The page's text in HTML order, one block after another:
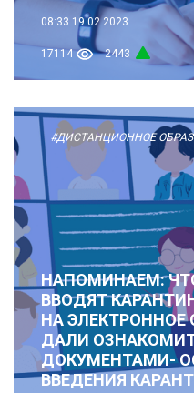
08:33 19.02.2023
17114 2443
#ДИСТАНЦИОННОЕ
НАПОМИНАЕМ:
ВВОДЯТ
НА ЭЛЕКТРОННОЕ
ДАЛИ
ДОКУМЕНТАМИ-
ВВЕДЕНИЯ